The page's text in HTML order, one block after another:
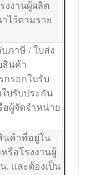
งงานผู้ผลิต
ไว้ตามราย
บภาษี / ใบส่ง
สินค้า
กรอกใบรับ
ใบรับประกัน
อผู้จัดจำหน่าย
นค้าที่อยู่ใน
รือโรงงานผู้
. และต้องเป็น